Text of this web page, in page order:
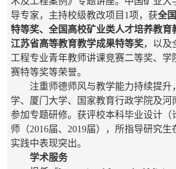
导专家，主持校级教改项目1项，获全
特等奖、全国高校矿业类人才培养教育
江苏省高等教育教学成果特等奖，以及
工程专业青年教师讲课竞赛二等奖、学
赛特等奖等荣誉。
注重师德师风与教学能力持续提升
学、厦门大学、国家教育行政学院及河
参加专题研修。获评校本科毕业设计（
师（2016届、2019届），所指导研究
实践中表现突出。
学术服务